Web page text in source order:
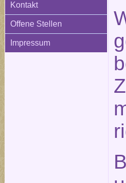
Kontakt
Offene Stellen
Impressum